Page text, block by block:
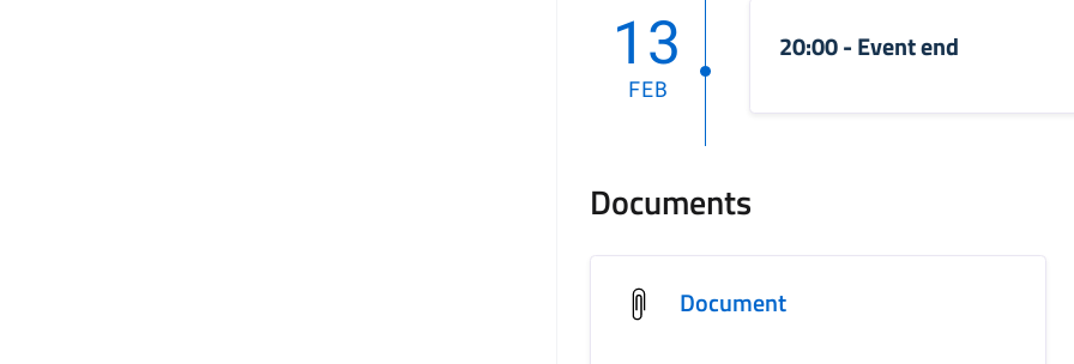
13
FEB
20:00 - Event end
Documents
Document